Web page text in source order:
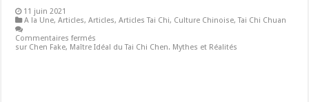
11 juin 2021
A la Une,Articles,Articles,Articles Tai Chi, Culture Chinoise,Tai Chi Chuan
Commentaires fermés
sur Chen Fake, Maître Idéal du Tai Chi Chen. Mythes et Réalités